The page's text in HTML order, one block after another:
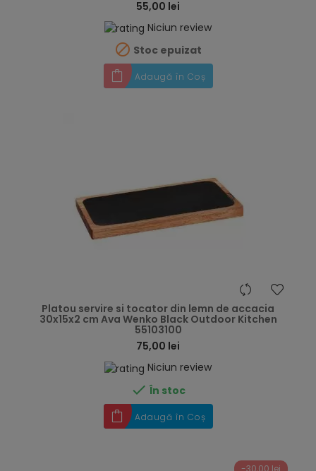
55,00 lei
Niciun review
 Stoc epuizat
Adaugă în Coș
Platou servire si tocator din lemn de accacia
30x15x2 cm Ava Wenko Black Outdoor Kitchen
55103100
75,00 lei
Niciun review
 În stoc
Adaugă în Coș
-30,00 lei